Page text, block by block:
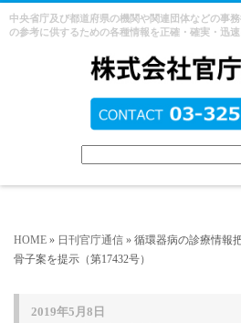
中央省庁及び都道府県の機関や関連団体などの事
の参考に供するための各種情報を正確・確実・迅速
HOME » 日刊官庁通信 » 循環器病の診療情報
骨子案を提示（第17432号）
2019年5月8日